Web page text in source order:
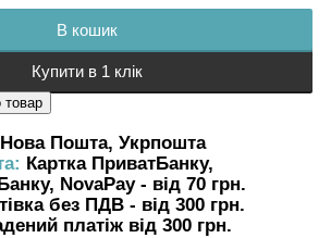
В кошик
Купити в 1 клік
Нова Пошта, Укрпошта
Картка ПриватБанку,
NovaPay - від 70 грн.
без ПДВ - від 300 грн.
платіж від 300 грн.